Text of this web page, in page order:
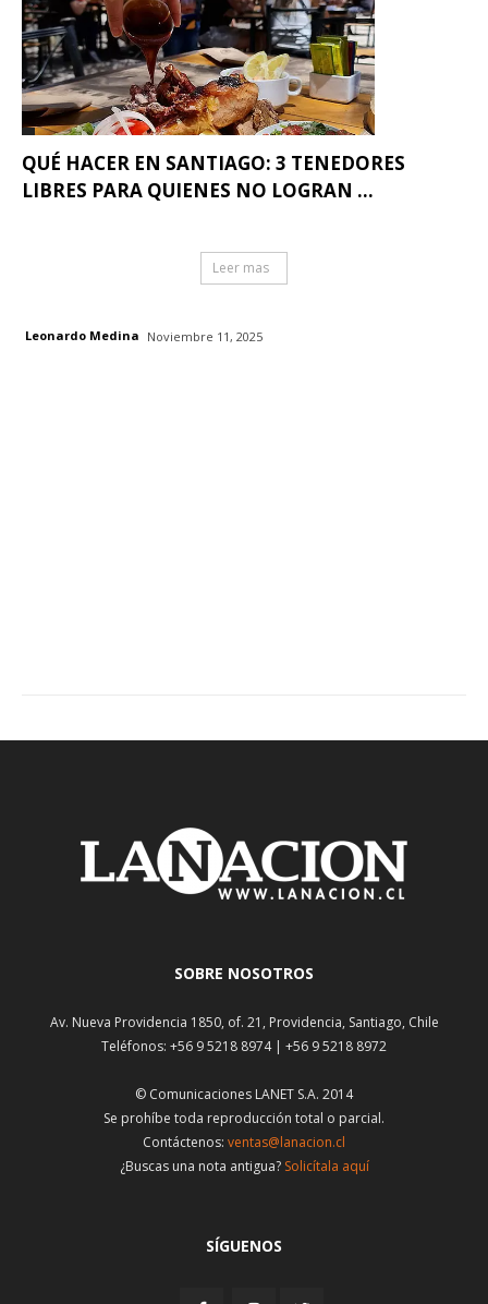
QUÉ HACER EN SANTIAGO: 3 TENEDORES
LIBRES PARA QUIENES NO LOGRAN ...
Leer mas
Leonardo Medina Noviembre 11, 2025
SOBRE NOSOTROS
Av. Nueva Providencia 1850, of. 21, Providencia, Santiago, Chile
Teléfonos: +56 9 5218 8974 | +56 9 5218 8972
© Comunicaciones LANET S.A. 2014
Se prohíbe toda reproducción total o parcial.
Contáctenos: ventas@lanacion.cl
¿Buscas una nota antigua? Solicítala aquí
SÍGUENOS